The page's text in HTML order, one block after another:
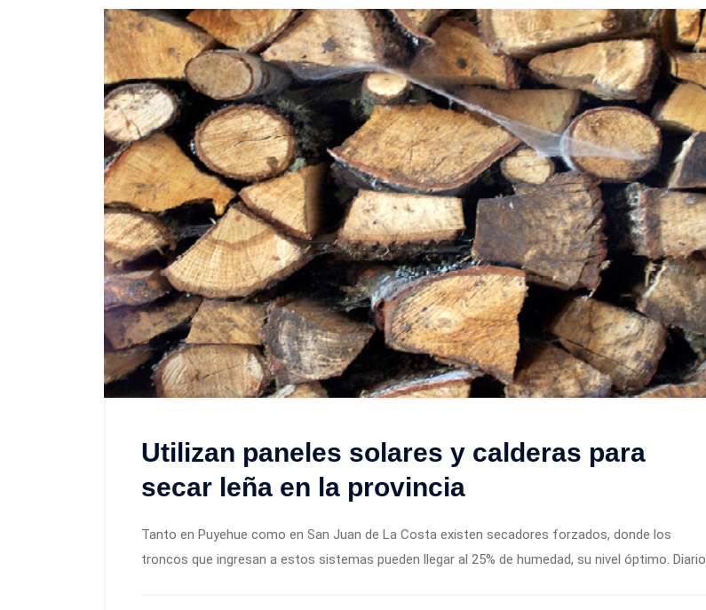
Utilizan paneles solares y calderas para
secar leña en la provincia
Tanto en Puyehue como en San Juan de La Costa existen secadores forzados, donde los
troncos que ingresan a estos sistemas pueden llegar al 25% de humedad, su nivel óptimo. Diario